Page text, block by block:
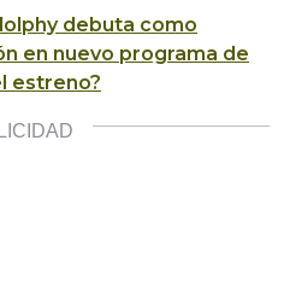
debuta como
en nuevo programa de
estreno?